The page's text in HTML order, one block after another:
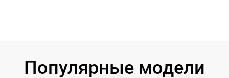
Популярные модели